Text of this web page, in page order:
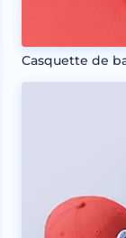
Casquette de